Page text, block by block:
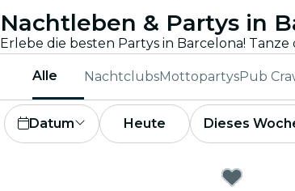
Nachtleben & Partys in
Alle NachtclubsMottopartysPub
Datum Heute Dieses